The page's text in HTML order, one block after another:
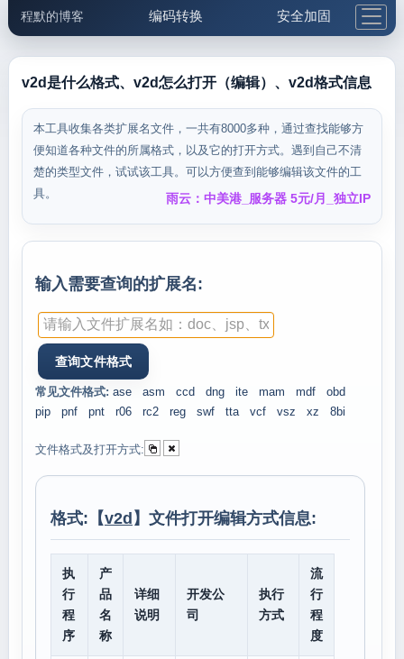
程默的博客 编码转换 安全加固
邮件工具 生活便民 更多工具
5.1支付宝大红包
v2d是什么格式、v2d怎么打开（编辑）、v2d格式信息
本工具收集各类扩展名文件，一共有8000多种，通过查找能够方
便知道各种文件的所属格式，以及它的打开方式。遇到自己不清
楚的类型文件，试试该工具。可以方便查到能够编辑该文件的工
具。
雨云：中美港_服务器 5元/月_独立IP
输入需要查询的扩展名:
常见文件格式: ase asm ccd dng ite mam mdf
obd
pip
pnf pnt r06 rc2 reg swf tta vcf vsz xz 8bi
文件格式及打开方式:
格式:【v2d 】文件打开编辑方式信息:
执
行
程
序
产
品
名
称
详细
说明
开发公
司
执行
方式
流
行
程
度